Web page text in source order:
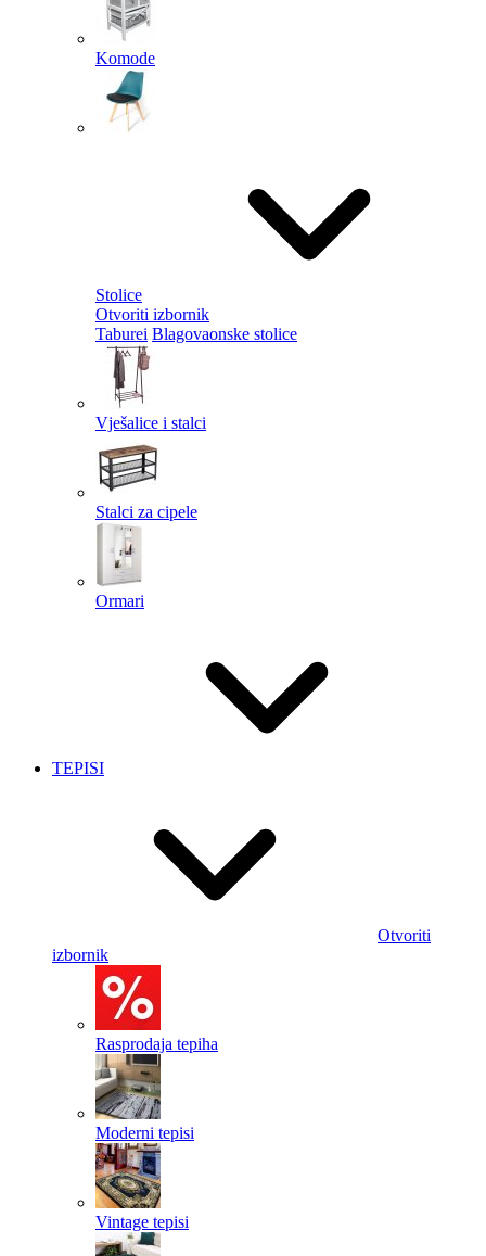
Komode
Stolice
Otvoriti izbornik
Taburei Blagovaonske stolice
Vješalice i stalci
Stalci za cipele
Ormari
TEPISI
Otvoriti
izbornik
Rasprodaja tepiha
Moderni tepisi
Vintage tepisi